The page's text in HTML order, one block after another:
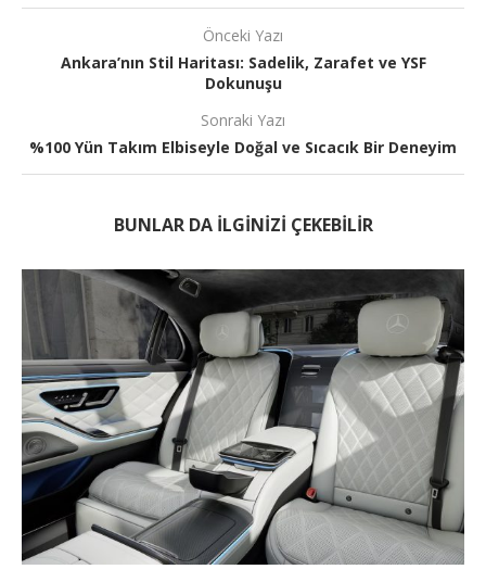
Önceki Yazı
Ankara’nın Stil Haritası: Sadelik, Zarafet ve YSF
Dokunuşu
Sonraki Yazı
%100 Yün Takım Elbiseyle Doğal ve Sıcacık Bir Deneyim
BUNLAR DA ILGINIZI ÇEKEBILIR